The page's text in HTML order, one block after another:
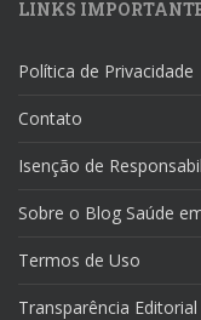
LINKS
Política de Privacidade
Contato
Isenção de
Sobre o Blog Saúde
Termos de Uso
Transparência Editorial